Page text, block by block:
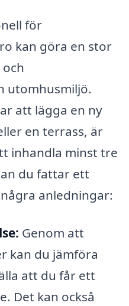
för
kan göra en stor
utomhusmiljö.
att lägga en ny
en terrass, är
inhandla minst tre
du fattar ett
anledningar:
Genom att
kan du jämföra
att du får ett
Det kan också